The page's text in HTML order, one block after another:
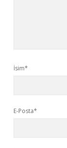
İsim*
E-Posta*